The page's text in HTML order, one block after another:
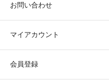
お問い合わせ
マイアカウント
会員登録